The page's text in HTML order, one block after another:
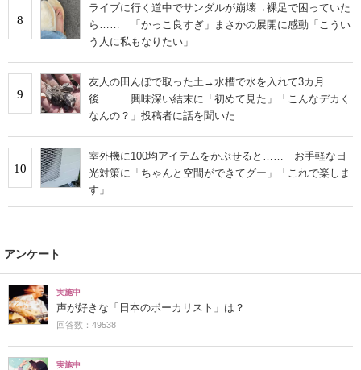
8
ライブに行く道中でサンダルが崩壊→裸足で困っていた
ら…… 「かっこ良すぎ」まさかの展開に感動「こうい
う人に私もなりたい」
9
友人の田んぼで取った土→水槽で水を入れて3カ月
後…… 興味深い結末に「初めて見た」「こんなデカく
なんの？」投稿者に話を聞いた
10
室外機に100均アイテムをかぶせると…… お手軽な日
光対策に「ちゃんと空間ができてグー」「これで楽しま
す」
アンケート
実施中
声が好きな「日本のボーカリスト」は？
回答数：49538
実施中